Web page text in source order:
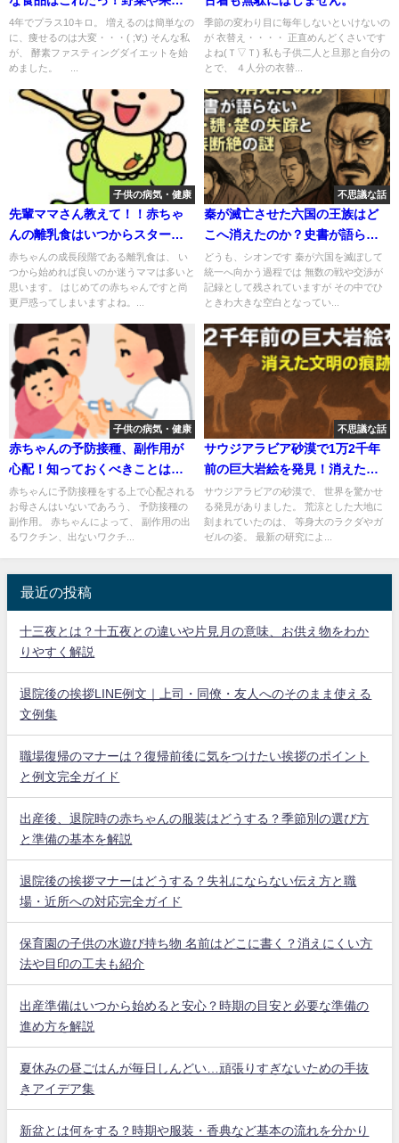
は酵素が多いって本当？
4年でプラス10キロ。 増えるのは簡単なの
に、痩せるのは大変・・・( ;∀;) そんな私
が、 酵素ファスティングダイエットを始
めました。 ...
季節の変わり目に毎年しないといけないの
が 衣替え・・・・ 正直めんどくさいです
よね(Ｔ▽Ｔ) 私も子供二人と旦那と自分の
とで、 ４人分の衣替...
子供の病気・健康
先輩ママさん教えて！！赤ちゃ
んの離乳食はいつからスタート
させれば良いの？
赤ちゃんの成長段階である離乳食は、 い
つから始めれば良いのか迷うママは多いと
思います。 はじめての赤ちゃんですと尚
更戸惑ってしまいますよね。...
不思議な話
秦が滅亡させた六国の王族はど
こへ消えたのか？史書が語らな
い韓・魏・楚の失踪と王族断絶
の謎
どうも、シオンです 秦が六国を滅ぼして
統一へ向かう過程では 無数の戦や交渉が
記録として残されていますが その中でひ
ときわ大きな空白となってい...
子供の病気・健康
赤ちゃんの予防接種、副作用が
心配！知っておくべきことは
何？
赤ちゃんに予防接種をする上で心配される
お母さんはいないであろう、 予防接種の
副作用。 赤ちゃんによって、 副作用の出
るワクチン、出ないワクチ...
不思議な話
サウジアラビア砂漠で1万2千年
前の巨大岩絵を発見！消えた文
明の痕跡とは？
サウジアラビアの砂漠で、 世界を驚かせ
る発見がありました。 荒涼とした大地に
刻まれていたのは、 等身大のラクダやガ
ゼルの姿。 最新の研究によ...
最近の投稿
十三夜とは？十五夜との違いや片見月の意味、お供え物をわか
りやすく解説
退院後の挨拶LINE例文｜上司・同僚・友人へのそのまま使える
文例集
職場復帰のマナーは？復帰前後に気をつけたい挨拶のポイント
と例文完全ガイド
出産後、退院時の赤ちゃんの服装はどうする？季節別の選び方
と準備の基本を解説
退院後の挨拶マナーはどうする？失礼にならない伝え方と職
場・近所への対応完全ガイド
保育園の子供の水遊び持ち物 名前はどこに書く？消えにくい方
法や目印の工夫も紹介
出産準備はいつから始めると安心？時期の目安と必要な準備の
進め方を解説
夏休みの昼ごはんが毎日しんどい…頑張りすぎないための手抜
きアイデア集
新盆とは何をする？時期や服装・香典など基本の流れを分かり